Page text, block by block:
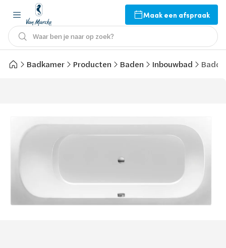
Maak een afspraak
Waar ben je naar op zoek?
Badkamer Producten Baden Inbouwbad Bado